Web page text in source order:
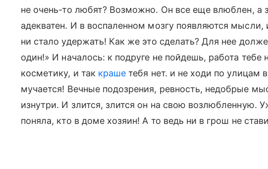
не очень-то любят? Возможно. Он все еще влюблен, а
адекватен. И в воспаленном мозгу появляются
ни стало удержать! Как же это сделать? Для нее
один!» И началось: к подруге не пойдешь, работа тебе
косметику, и так краше тебя нет. и не ходи по улицам
мучается! Вечные подозрения, ревность, недобрые
изнутри. И злится, злится он на свою возлюбленную.
поняла, кто в доме хозяин! А то ведь ни в грош не